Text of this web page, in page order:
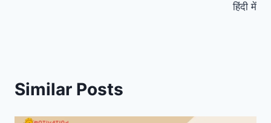
हिंदी में
Similar Posts